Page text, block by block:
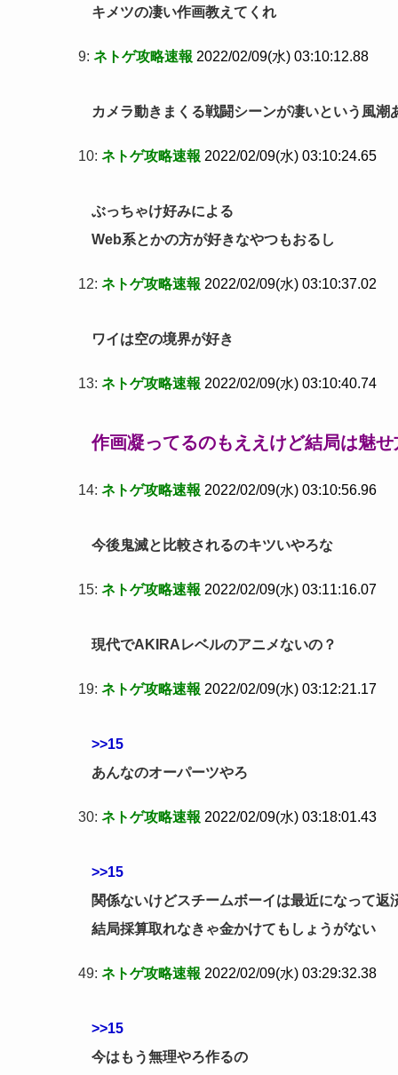
キメツの凄い作画教えてくれ
9: ネトゲ攻略速報 2022/02/09(水) 03:10:12.88
カメラ動きまくる戦闘シーンが凄いという風潮
10: ネトゲ攻略速報 2022/02/09(水) 03:10:24.65
ぶっちゃけ好みによる
Web系とかの方が好きなやつもおるし
12: ネトゲ攻略速報 2022/02/09(水) 03:10:37.02
ワイは空の境界が好き
13: ネトゲ攻略速報 2022/02/09(水) 03:10:40.74
作画凝ってるのもええけど結局は魅せ
14: ネトゲ攻略速報 2022/02/09(水) 03:10:56.96
今後鬼滅と比較されるのキツいやろな
15: ネトゲ攻略速報 2022/02/09(水) 03:11:16.07
現代でAKIRAレベルのアニメないの？
19: ネトゲ攻略速報 2022/02/09(水) 03:12:21.17
>>15
あんなのオーパーツやろ
30: ネトゲ攻略速報 2022/02/09(水) 03:18:01.43
>>15
関係ないけどスチームボーイは最近になって
結局採算取れなきゃ金かけてもしょうがない
49: ネトゲ攻略速報 2022/02/09(水) 03:29:32.38
>>15
今はもう無理やろ作るの